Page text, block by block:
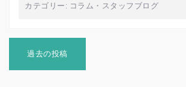
カテゴリー: コラム ・ スタッフブログ
過去の投稿